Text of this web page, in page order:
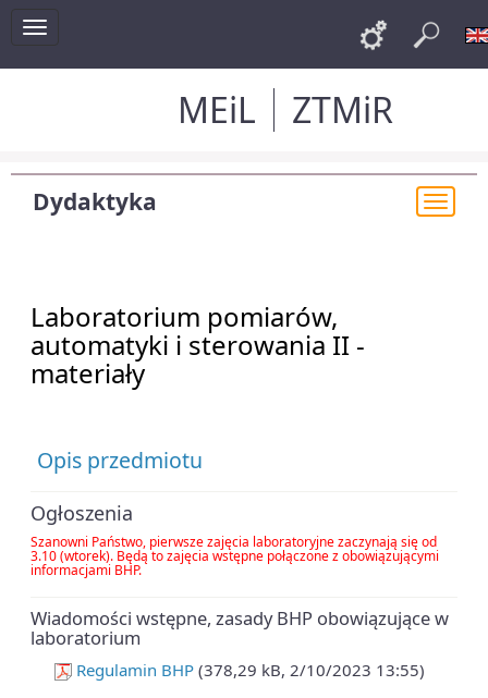
Toggle
navigation
Links
MEiL ZTMiR
Dydaktyka
Laboratorium pomiarów,
automatyki i sterowania II -
materiały
Opis przedmiotu
Ogłoszenia
Szanowni Państwo, pierwsze zajęcia laboratoryjne zaczynają się od
3.10 (wtorek). Będą to zajęcia wstępne połączone z obowiązującymi
informacjami BHP.
Wiadomości wstępne, zasady BHP obowiązujące w
laboratorium
Regulamin BHP (378,29 kB, 2/10/2023 13:55)